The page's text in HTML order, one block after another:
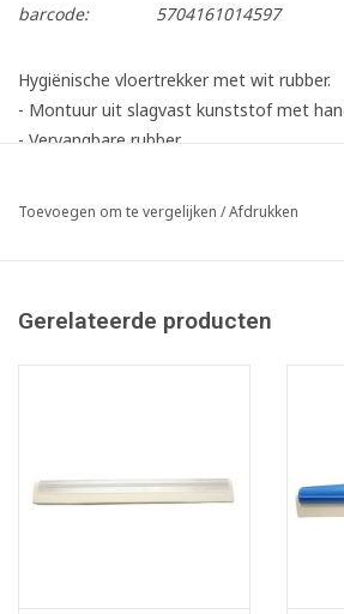
barcode:
5704161014597
Hygiënische vloertrekker met wit rubber.
- Montuur uit slagvast kunststof met
- Vervangbare rubber.
Infofiche
Toevoegen om te vergelijken /Afdrukken
Gerelateerde producten